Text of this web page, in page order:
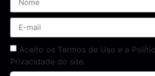
Aceito os Termos de Uso e a
Privacidade do site.